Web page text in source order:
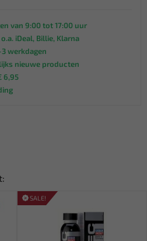
van 9:00 tot 17:00 uur
o.a. iDeal, Billie, Klarna
werkdagen
nieuwe producten
6,95
SALE!